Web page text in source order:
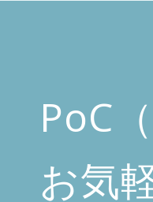
PoC
お気